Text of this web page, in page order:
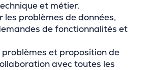
et métier.
les problèmes de données,
de fonctionnalités et
problèmes et proposition de
avec toutes les